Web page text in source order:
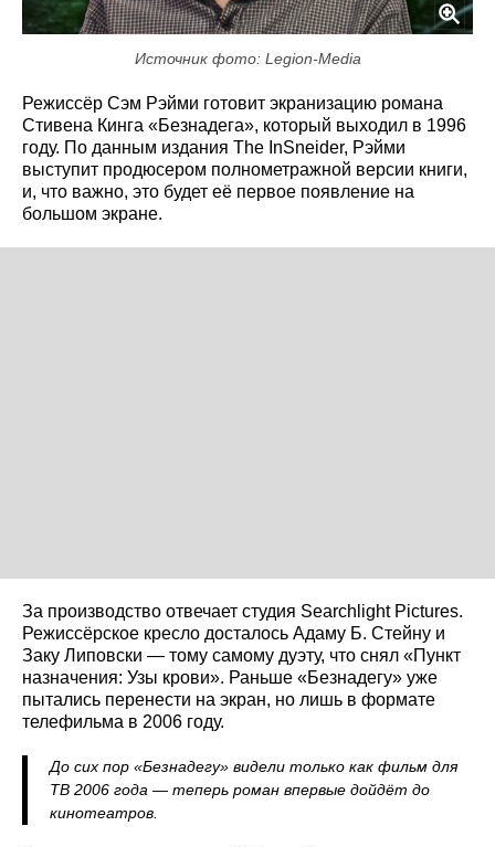
Источник фото: Legion-Media
Режиссёр Сэм Рэйми готовит экранизацию романа
Стивена Кинга «Безнадега», который выходил в 1996
году. По данным издания The InSneider, Рэйми
выступит продюсером полнометражной версии книги,
и, что важно, это будет её первое появление на
большом экране.
За производство отвечает студия Searchlight Pictures.
Режиссёрское кресло досталось Адаму Б. Стейну и
Заку Липовски — тому самому дуэту, что снял «Пункт
назначения: Узы крови». Раньше «Безнадегу» уже
пытались перенести на экран, но лишь в формате
телефильма в 2006 году.
До сих пор «Безнадегу» видели только как фильм для
ТВ 2006 года — теперь роман впервые дойдёт до
кинотеатров.